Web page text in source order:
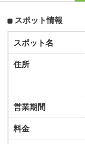
スポット情報
スポット名
住所
営業期間
料金